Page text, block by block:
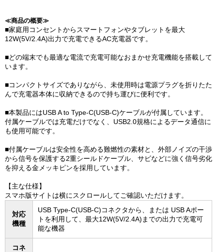
≪商品の概要≫
■家庭用コンセントからスマートフォンやタブレットを最大
12W(5V/2.4A)出力で充電できるAC充電器です。
■どの端末でも最適な電流で充電可能なおまかせ充電機能を搭載して
います。
■コンパクトサイズでありながら、未使用時は電源プラグを折りたた
んで充電器本体に収納できるので持ち運びに便利です。
■本製品にはUSB A to Type-C(USB-C)ケーブルが付属しています。
付属ケーブルでは充電だけでなく、USB2.0規格によるデータ通信に
も使用可能です。
■付属ケーブルは安全性を高める難燃性の素材と、外部ノイズの干渉
から信号を保護する2重シールドケーブル、サビなどに強く信号劣化
を抑える金メッキピンを採用しています。
【主な仕様】
スマホ版サイトは横にスクロールしてご確認いただけます。
対応
機種
USB Type-C(USB-C)コネクタから、または USB Aポー
トを利用して、最大12W(5V/2.4A)までの出力で充電可
能な機器
コネ